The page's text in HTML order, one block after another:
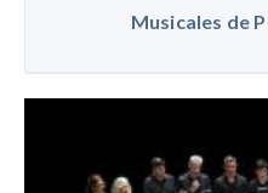
Musicales de